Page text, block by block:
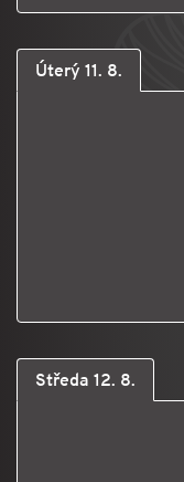
Úterý 11. 8.
Středa 12. 8.